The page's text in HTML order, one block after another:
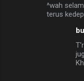
^wah
terus